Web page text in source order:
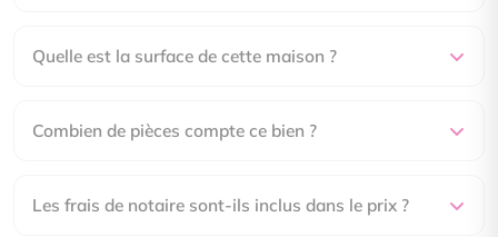
Quelle est la surface de cette maison ?
Combien de pièces compte ce bien ?
Les frais de notaire sont-ils inclus dans le prix ?